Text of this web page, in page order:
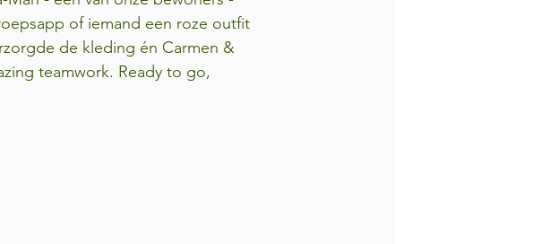
of iemand een roze outfit
de kleding én Carmen &
teamwork. Ready to go,